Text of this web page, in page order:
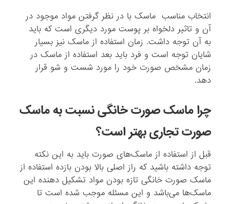
انتخاب مناسب ماسک با در نظر گرفتن مواد موجود در
آن و تاثیر دلخواه بر پوست مورد دیگری است که باید
به آن توجه داشت. زمان استفاده از ماسک نیز بسیار
شایان توجه است و فرد باید بعد استفاده از ماسک در
زمان مشخص صورت خود را مورد شست و شو قرار
دهد.
چرا ماسک صورت خانگی نسبت به ماسک‌‌
صورت تجاری بهتر است؟
قبل از استفاده از ماسک‌های صورت باید به این نکته
توجه داشته باشید که راز اصلی بالا بودن بازده استفاده از
ماسک صورت خانگی تازه بودن مواد تشکیل دهنده این
ماسک‌ها می‌باشد و این مسئله موجب شده است تا